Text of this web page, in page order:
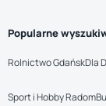
Popularne
Rolnictwo GdańskDla
Sport i Hobby Radom